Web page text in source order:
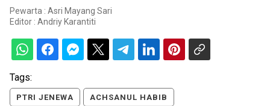
Pewarta : Asri Mayang Sari
Editor : Andriy Karantiti
Tags:
PTRI JENEWA ACHSANUL HABIB